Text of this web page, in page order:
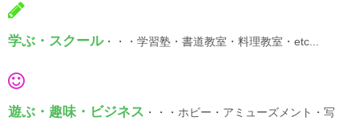
学ぶ・スクール・・・学習塾・書道教室・料理教室・etc...
遊ぶ・趣味・ビジネス ・・・ホビー・アミューズメント・写